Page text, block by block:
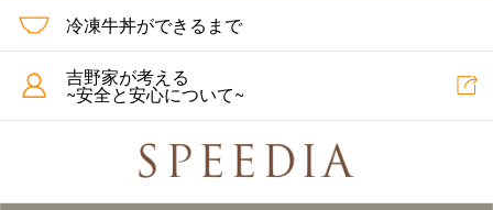
冷凍牛丼ができるまで
吉野家が考える
~安全と安心について~